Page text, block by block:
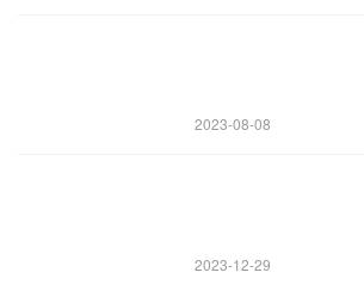
2023-08-08
2023-12-29